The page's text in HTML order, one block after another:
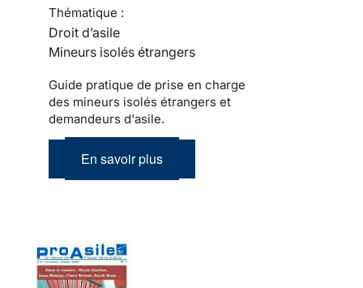
Thématique :
Droit d’asile
Mineurs isolés étrangers
Guide pratique de prise en charge
des mineurs isolés étrangers et
demandeurs d'asile.
En savoir plus